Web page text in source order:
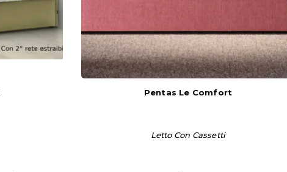
Pentas Le Comfort
Letto Con Cassetti